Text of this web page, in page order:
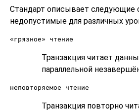
Стандарт описывает следующие
недопустимые для различных
«грязное» чтение
Транзакция читает
параллельной
неповторяемое чтение
Транзакция повторно